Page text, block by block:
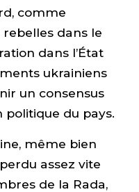
comme
rebelles dans le
dans l’État
ukrainiens
un consensus
politique du pays.
même bien
assez vite
de la Rada,